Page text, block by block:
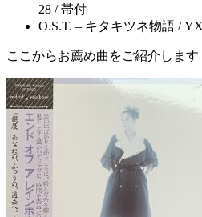
28 / 帯付
O.S.T. – キタキツネ物語 /
ここからお薦め曲をご紹介します